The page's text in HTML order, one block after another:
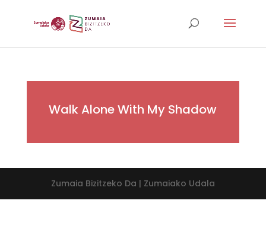
Walk Alone With My Shadow
Zumaia Bizitzeko Da | Zumaiako Udala